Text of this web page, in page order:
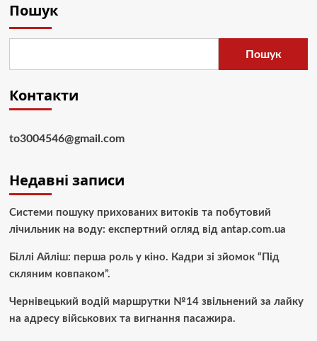
Пошук
Пошук
Контакти
to3004546@gmail.com
Недавні записи
Системи пошуку прихованих витоків та побутовий
лічильник на воду: експертний огляд від antap.com.ua
Біллі Айліш: перша роль у кіно. Кадри зі зйомок “Під
скляним ковпаком”.
Чернівецький водій маршрутки №14 звільнений за лайку
на адресу військових та вигнання пасажира.